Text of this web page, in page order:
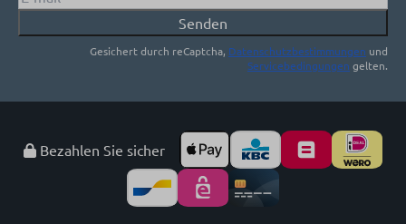
Senden
Gesichert durch reCaptcha, Datenschutzbestimmungen und
Servicebedingungen gelten.
Bezahlen Sie sicher